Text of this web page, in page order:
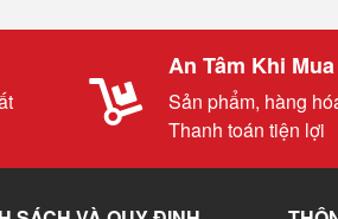
An Tâm Khi
Sản phẩm, hàng
Thanh toán tiện lợi